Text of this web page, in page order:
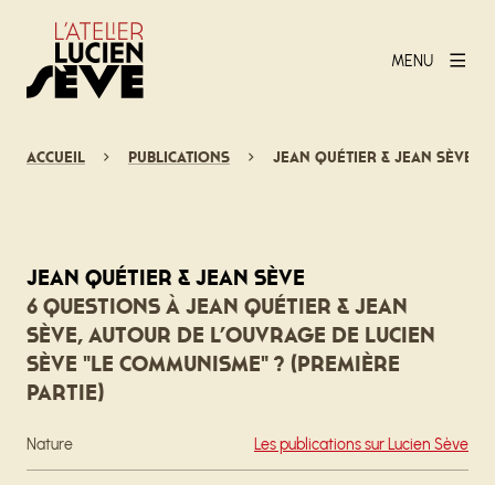
MENU
Accueil Publications Jean Quétier & Jean Sève
Jean Quétier & Jean Sève
6 questions à Jean Quétier & Jean
Sève, autour de l’ouvrage de Lucien
Sève "Le communisme" ? (première
partie)
Nature Les publications sur Lucien Sève